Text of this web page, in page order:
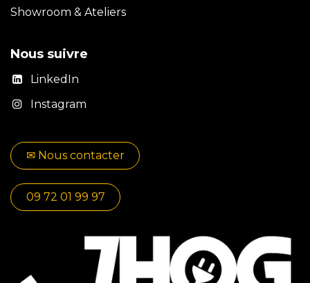
Showroom & Ateliers
Nous suivre
LinkedIn
Instagram
✉​​ No​​​​us contacter
09 72 01 99 97